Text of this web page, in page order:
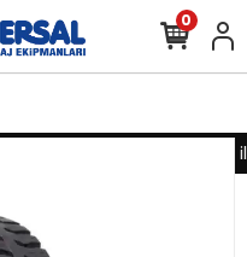
Toptan alımlarınız için lütfen
0